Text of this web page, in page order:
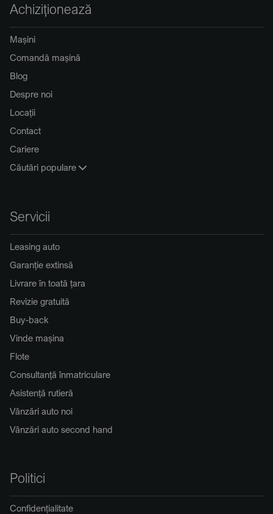
Achiziționează
Mașini
Comandă mașină
Blog
Despre noi
Locații
Contact
Cariere
Căutări populare
Servicii
Leasing auto
Garanție extinsă
Livrare în toată țara
Revizie gratuită
Buy-back
Vinde mașina
Flote
Consultanță înmatriculare
Asistență rutieră
Vânzări auto noi
Vânzări auto second hand
Politici
Confidențialitate